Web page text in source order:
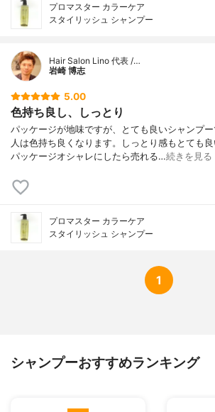
プロマスター カラーケア
スタイリッシュ シャンプー
Hair Salon Lino 代表 /…
岩崎 博志
5.00
色持ち良し、しっとり
パッケージが地味ですが、とても良いシャンプ
人は色持ち良くなります。しっとり感もとても
パッケージオシャレにしたら売れる…続きを見る
プロマスター カラーケア
スタイリッシュ シャンプー
1
シャンプーおすすめランキング